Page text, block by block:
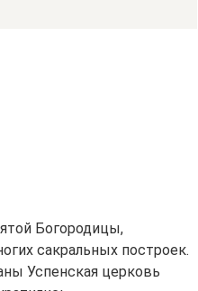
Богородицы,
сакральных построек.
Успенская церковь